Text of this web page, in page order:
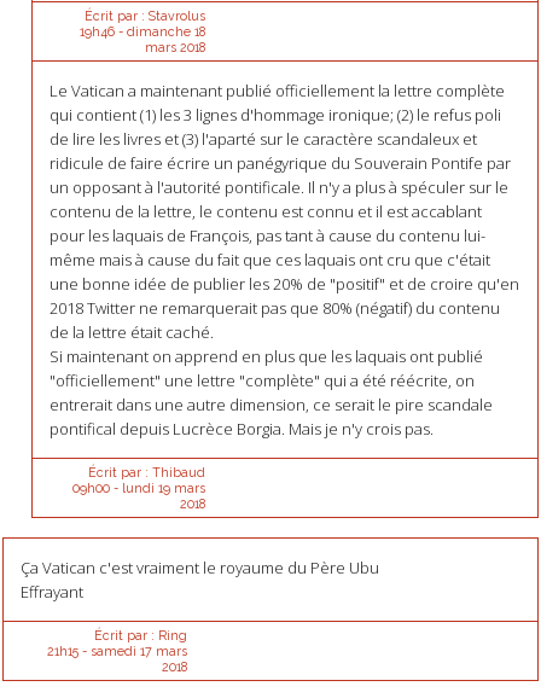
Écrit par : Stavrolus
19h46- dimanche 18
mars 2018
Le Vatican a maintenant publié officiellement la lettre complète
qui contient (1) les 3 lignes d'hommage ironique; (2) le refus poli
de lire les livres et (3) l'aparté sur le caractère scandaleux et
ridicule de faire écrire un panégyrique du Souverain Pontife par
un opposant à l'autorité pontificale. Il n'y a plus à spéculer sur le
contenu de la lettre, le contenu est connu et il est accablant
pour les laquais de François, pas tant à cause du contenu lui-
même mais à cause du fait que ces laquais ont cru que c'était
une bonne idée de publier les 20% de "positif" et de croire qu'en
2018 Twitter ne remarquerait pas que 80% (négatif) du contenu
de la lettre était caché.
Si maintenant on apprend en plus que les laquais ont publié
"officiellement" une lettre "complète" qui a été réécrite, on
entrerait dans une autre dimension, ce serait le pire scandale
pontifical depuis Lucrèce Borgia. Mais je n'y crois pas.
Écrit par : Thibaud
09h00- lundi 19 mars
2018
Ça Vatican c'est vraiment le royaume du Père Ubu
Effrayant
Écrit par : Ring
21h15- samedi 17 mars
2018